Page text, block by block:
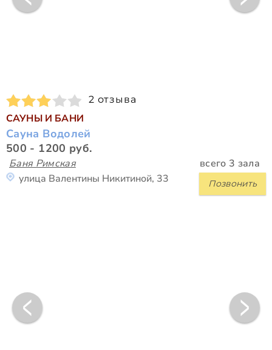
2 отзыва
САУНЫ И БАНИ
Сауна Водолей
500 - 1200 руб.
Баня Римская всего 3 зала
Позвонить
улица Валентины Никитиной, 33